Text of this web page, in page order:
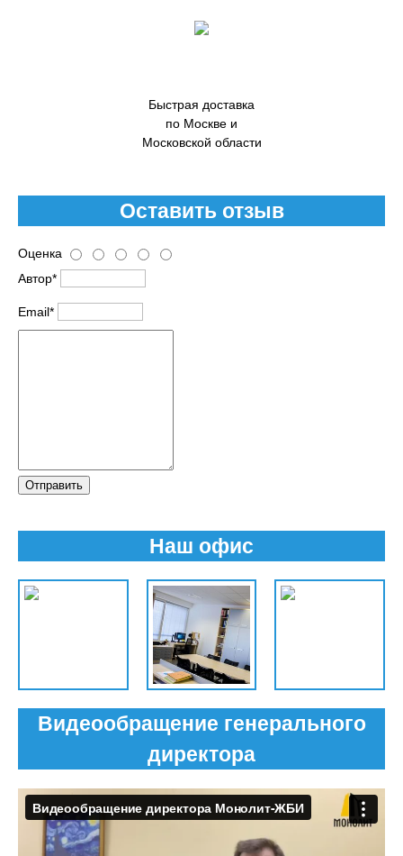
Быстрая доставка
по Москве и
Московской области
Оставить отзыв
Оценка
Автор*
Email*
Отправить
Наш офис
Видеообращение генерального
директора